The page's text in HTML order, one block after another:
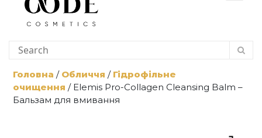
Головна / Обличчя / Гідрофільне
очищення / Elemis Pro-Collagen Cleansing Balm –
Бальзам для вмивання